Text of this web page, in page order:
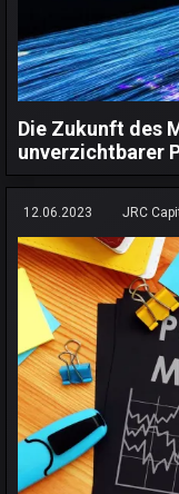
Die Zukunft des
unverzichtbarer
12.06.2023 JRC